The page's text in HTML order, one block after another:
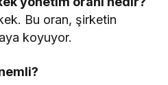
Bu oran, şirketin
koyuyor.